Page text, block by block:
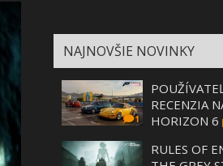
NAJNOVŠIE NOVINKY
1
RECENZIA
HORIZON 6
RULES OF